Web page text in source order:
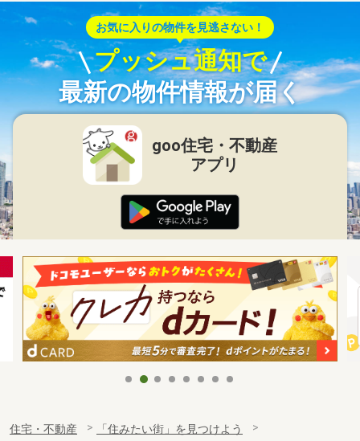
お気に入りの物件を見逃さない！
プッシュ通知で
最新の物件情報が届く
goo住宅・不動産
アプリ
住宅・不動産
「住みたい街」を見つけよう